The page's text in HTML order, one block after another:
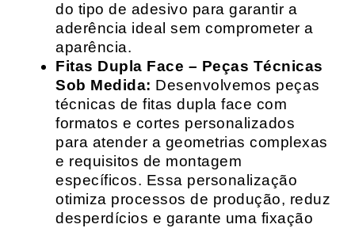
do tipo de adesivo para garantir a
aderência ideal sem comprometer a
aparência.
Fitas Dupla Face – Peças Técnicas
Sob Medida: Desenvolvemos peças
técnicas de fitas dupla face com
formatos e cortes personalizados
para atender a geometrias complexas
e requisitos de montagem
específicos. Essa personalização
otimiza processos de produção, reduz
desperdícios e garante uma fixação